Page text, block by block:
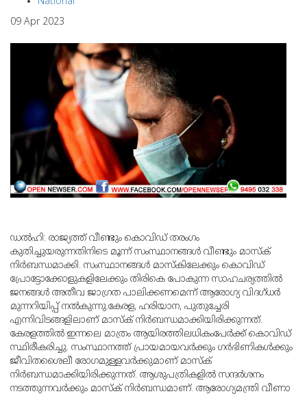
09 Apr 2023
ഡല്‍ഹി: രാജ്യത്ത് വീണ്ടും കൊവിഡ് തരംഗം
കുതിച്ചുയരുന്നതിനിടെ മൂന്ന് സംസ്ഥാനങ്ങള്‍ വീണ്ടും മാസ്‌ക്
നിര്‍ബന്ധമാക്കി. സംസ്ഥാനങ്ങള്‍ മാസ്‌കിലേക്കും കൊവിഡ്
പ്രോട്ടോക്കോളുകളിലേക്കും തിരികെ പോകുന്ന സാഹചര്യത്തില്‍
ജനങ്ങള്‍ അതീവ ജാഗ്രത പാലിക്കണമെന്ന് ആരോഗ്യ വിദഗ്ധര്‍
മുന്നറിയിപ്പ് നല്‍കുന്നു.കേരള, ഹരിയാന, പുതുച്ചേരി
എന്നിവിടങ്ങളിലാണ് മാസ്‌ക് നിര്‍ബന്ധമാക്കിയിരിക്കുന്നത്.
കേരളത്തില്‍ ഇന്നലെ മാത്രം ആയിരത്തിലധികംപേര്‍ക്ക് കൊവിഡ്
സ്ഥിരീകരിച്ചു. സംസ്ഥാനത്ത് പ്രായമായവര്‍ക്കും ഗര്‍ഭിണികള്‍ക്കും
ജീവിതശൈലീ രോഗമുള്ളവര്‍ക്കുമാണ് മാസ്‌ക്
നിര്‍ബന്ധമാക്കിയിരിക്കുന്നത്. ആശുപത്രികളില്‍ സന്ദര്‍ശനം
നടത്തുന്നവര്‍ക്കും മാസ്‌ക് നിര്‍ബന്ധമാണ്. ആരോഗ്യമന്ത്രി വീണാ